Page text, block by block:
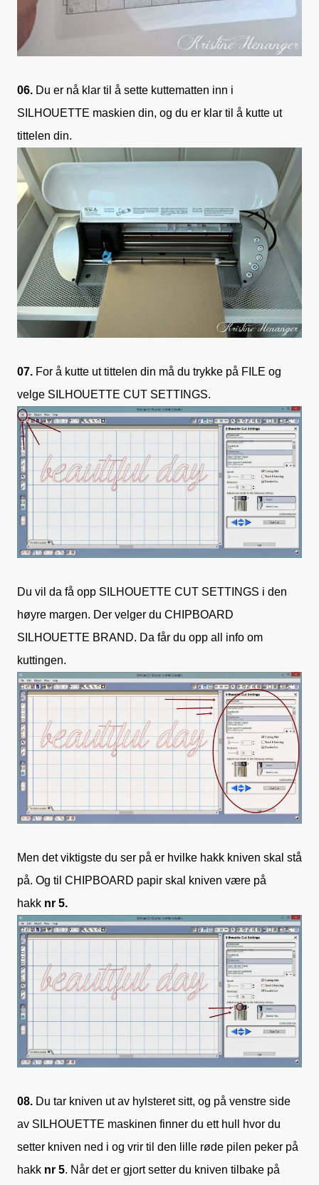
06. Du er nå klar til å sette kuttematten inn i
SILHOUETTE maskien din, og du er klar til å kutte ut
tittelen din.
07. For å kutte ut tittelen din må du trykke på FILE og
velge SILHOUETTE CUT SETTINGS.
Du vil da få opp SILHOUETTE CUT SETTINGS i den
høyre margen. Der velger du CHIPBOARD
SILHOUETTE BRAND. Da får du opp all info om
kuttingen.
Men det viktigste du ser på er hvilke hakk kniven skal stå
på. Og til CHIPBOARD papir skal kniven være på
hakk nr 5.
08. Du tar kniven ut av hylsteret sitt, og på venstre side
av SILHOUETTE maskinen finner du ett hull hvor du
setter kniven ned i og vrir til den lille røde pilen peker på
hakk nr 5. Når det er gjort setter du kniven tilbake på